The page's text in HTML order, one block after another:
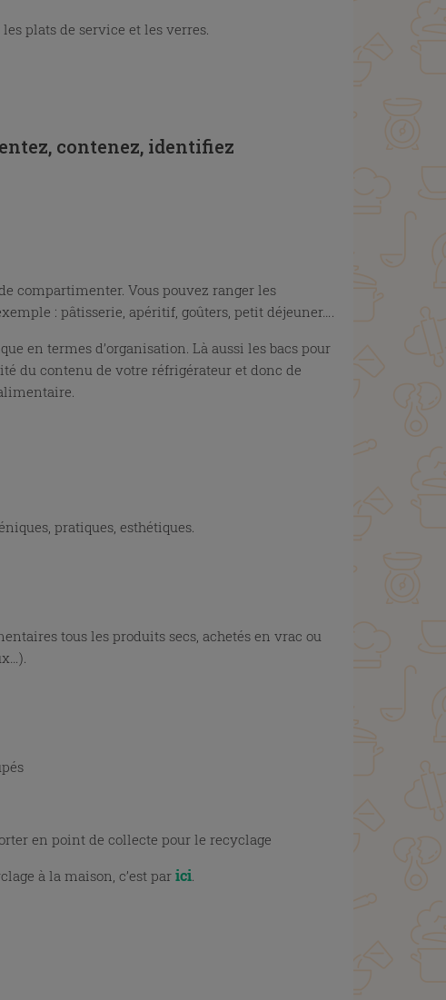
plats de service et les verres.
contenez, identifiez
compartimenter. Vous pouvez ranger les
: pâtisserie, apéritif, goûters, petit déjeuner….
en termes d’organisation. Là aussi les bacs pour
du contenu de votre réfrigérateur et donc de
pratiques, esthétiques.
tous les produits secs, achetés en vrac ou
en point de collecte pour le recyclage
à la maison, c’est parici